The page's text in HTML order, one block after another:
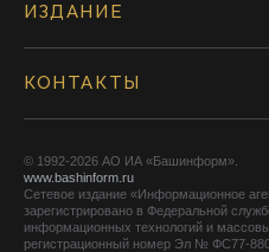
ИЗДАНИЕ
КОНТАКТЫ
© 1992-2026 АО ИА «Башинформ».
www.bashinform.ru
Сетевое издание «Информационное
зарегистрировано в Федеральной
информационных технологий и
регистрационный номер Эл № ФС77-